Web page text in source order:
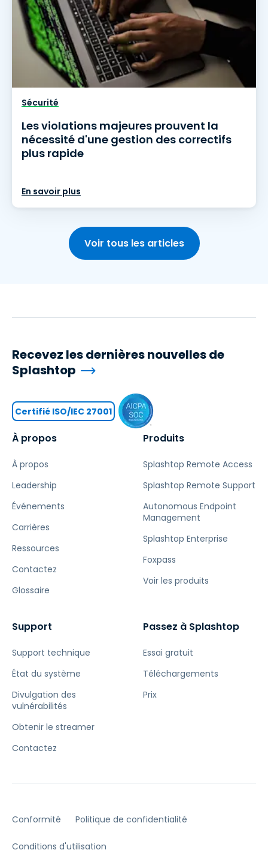
Sécurité
Les violations majeures prouvent la
nécessité d'une gestion des correctifs
plus rapide
En savoir plus
Voir tous les articles
À propos
À propos
Leadership
Événements
Carrières
Ressources
Contactez
Glossaire
Produits
Splashtop Remote Access
Splashtop Remote Support
Autonomous Endpoint
Management
Splashtop Enterprise
Foxpass
Voir les produits
Support
Support technique
État du système
Divulgation des
vulnérabilités
Obtenir le streamer
Contactez
Passez à Splashtop
Essai gratuit
Téléchargements
Prix
Recevez les dernières nouvelles de
Splashtop
Certifié ISO/IEC 27001
Conformité Politique de confidentialité
Conditions d'utilisation